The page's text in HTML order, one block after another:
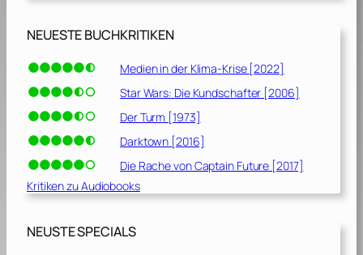
NEUESTE BUCHKRITIKEN
Medien in der Klima-Krise [2022]
Star Wars: Die Kundschafter [2006]
Der Turm [1973]
Darktown [2016]
Die Rache von Captain Future [2017]
Kritiken zu Audiobooks
NEUSTE SPECIALS